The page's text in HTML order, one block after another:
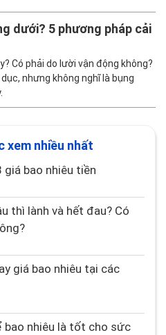
dưới? 5 phương pháp cải
Có phải do lười vận động không?
nhưng không nghĩ là bụng
xem nhiều nhất
giá bao nhiêu tiền